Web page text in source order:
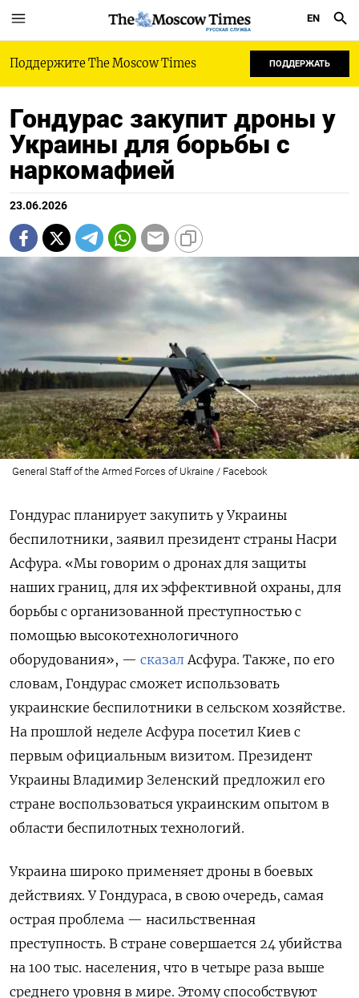
РУССКАЯ СЛУЖБА
EN
Поддержите The Moscow Times ПОДДЕРЖАТЬ
Гондурас закупит дроны у
Украины для борьбы с
наркомафией
23.06.2026
General Staff of the Armed Forces of Ukraine / Facebook
Гондурас планирует закупить у Украины
беспилотники, заявил президент страны Насри
Асфура. «Мы говорим о дронах для защиты
наших границ, для их эффективной охраны, для
борьбы с организованной преступностью с
помощью высокотехнологичного
оборудования», — сказал Асфура. Также, по его
словам, Гондурас сможет использовать
украинские беспилотники в сельском хозяйстве.
На прошлой неделе Асфура посетил Киев с
первым официальным визитом. Президент
Украины Владимир Зеленский предложил его
стране воспользоваться украинским опытом в
области беспилотных технологий.
Украина широко применяет дроны в боевых
действиях. У Гондураса, в свою очередь, самая
острая проблема — насильственная
преступность. В стране совершается 24 убийства
на 100 тыс. населения, что в четыре раза выше
среднего уровня в мире. Этому способствуют